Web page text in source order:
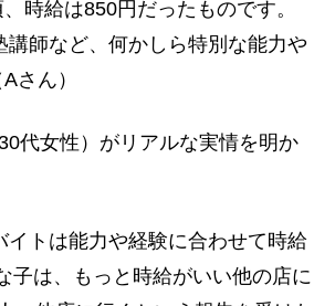
時給は850円だったものです。
師など、何かしら特別な能力や
さん）
代女性）がリアルな実情を明か
イトは能力や経験に合わせて時給
子は、もっと時給がいい他の店に